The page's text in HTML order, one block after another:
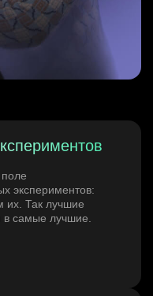
экспериментов:
их. Так лучшие
самые лучшие.